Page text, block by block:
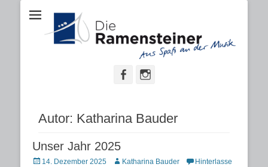
Ramensteiner"
Aus Spaß an der Musik
FacebookInstagram
Autor: Katharina Bauder
Unser Jahr 2025
Posted14. Dezember 2025 AutorKatharina Bauder
Hinterlasse